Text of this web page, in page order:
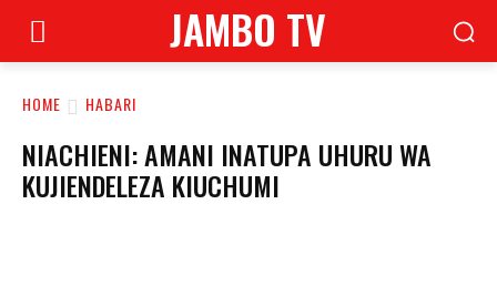
JAMBO TV
HOME HABARI
NIACHIENI: AMANI INATUPA UHURU WA
KUJIENDELEZA KIUCHUMI